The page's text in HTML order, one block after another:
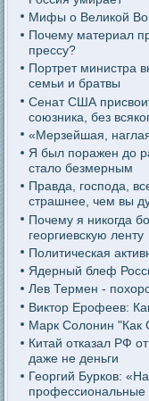
Мифы о Великой
Почему материал
прессу?
Портрет министра
семьи и братвы
Сенат США
союзника, без
«Мерзейшая,
Я был поражен до
стало безмерным
Правда, господа,
страшнее, чем вы
Почему я никогда
георгиевскую ленту
Политическая
Ядерный блеф
Лев Термен -
Виктор Ерофеев:
Марк Солонин "Как
Китай отказал РФ
даже не деньги
Георгий Бурков:
профессиональные